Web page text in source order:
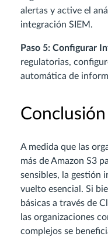
alertas y active el
integración SIEM.
Paso 5: Configurar
regulatorias,
automática de
Conclusión
A medida que las
más de Amazon S3
sensibles, la gestión
vuelto esencial. Si
básicas a través de
las organizaciones
complejos se